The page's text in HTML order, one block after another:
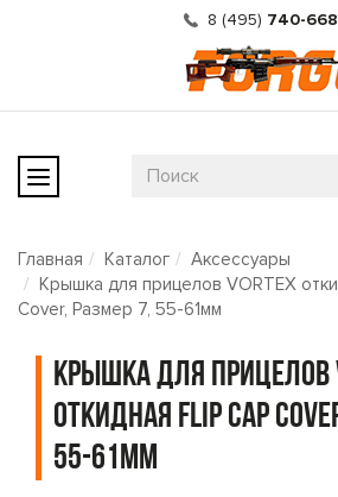
8 (495) 740-
Главная Каталог
Аксессуары
Крышка для прицелов VORTEX
Cover, Размер 7, 55-61мм
Крышка для прицелов
откидная Flip Cap
55-61мм